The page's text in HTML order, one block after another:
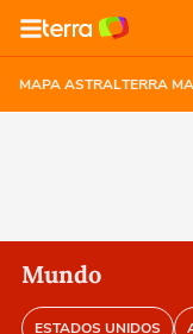
MAPA ASTRALTERRA
Mundo
ESTADOS UNIDOS